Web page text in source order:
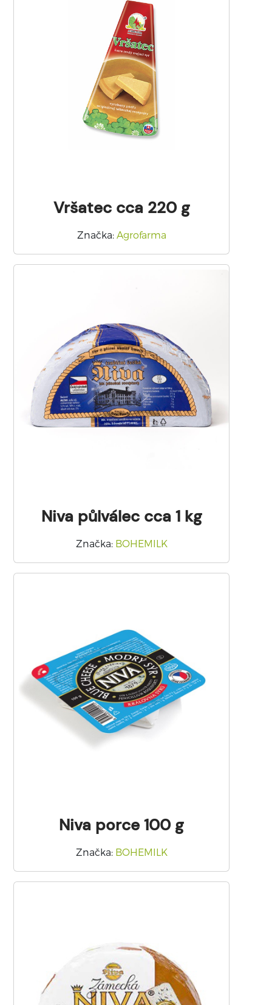
Vršatec cca 220 g
Značka: Agrofarma
Niva půlválec cca 1 kg
Značka: BOHEMILK
Niva porce 100 g
Značka: BOHEMILK